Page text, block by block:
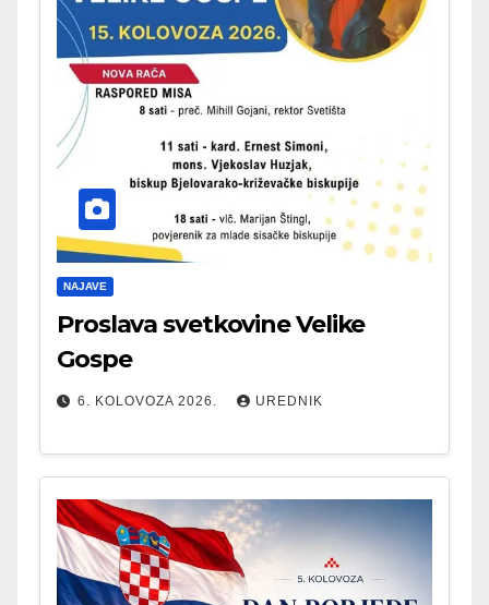
NAJAVE
Proslava svetkovine Velike
Gospe
6. KOLOVOZA 2026. UREDNIK